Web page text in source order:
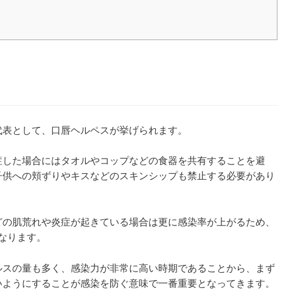
として、口唇ヘルペスが挙げられます。
た場合にはタオルやコップなどの食器を共有することを避
への頬ずりやキスなどのスキンシップも禁止する必要があり
肌荒れや炎症が起きている場合は更に感染率が上がるため、
ります。
の量も多く、感染力が非常に高い時期であることから、まず
うにすることが感染を防ぐ意味で一番重要となってきます。